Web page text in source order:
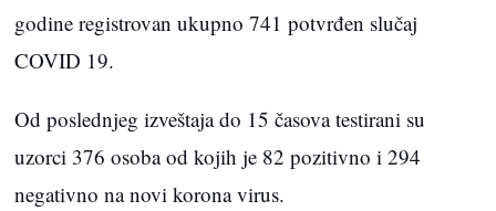
godine registrovan ukupno 741 potvrđen slučaj
COVID 19.
Od poslednjeg izveštaja do 15 časova testirani su
uzorci 376 osoba od kojih je 82 pozitivno i 294
negativno na novi korona virus.